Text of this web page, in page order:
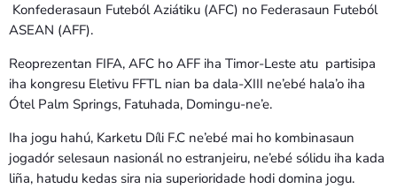
Konfederasaun Futeból Aziátiku (AFC) no Federasaun Futeból
ASEAN (AFF).
Reoprezentan FIFA, AFC ho AFF iha Timor-Leste atu partisipa
iha kongresu Eletivu FFTL nian ba dala-XIII ne’ebé hala’o iha
Ótel Palm Springs, Fatuhada, Domingu-ne’e.
Iha jogu hahú, Karketu Díli F.C ne’ebé mai ho kombinasaun
jogadór selesaun nasionál no estranjeiru, ne’ebé sólidu iha kada
liña, hatudu kedas sira nia superioridade hodi domina jogu.